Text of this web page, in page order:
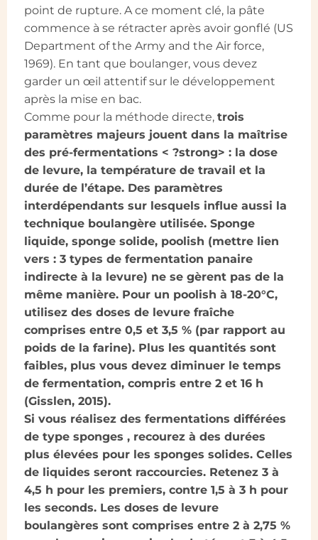
point de rupture. A ce moment clé, la pâte
commence à se rétracter après avoir gonflé (US
Department of the Army and the Air force,
1969). En tant que boulanger, vous devez
garder un œil attentif sur le développement
après la mise en bac.
Comme pour la méthode directe, trois
paramètres majeurs jouent dans la maîtrise
des pré-fermentations < ?strong> : la dose
de levure, la température de travail et la
durée de l’étape. Des paramètres
interdépendants sur lesquels influe aussi la
technique boulangère utilisée. Sponge
liquide, sponge solide, poolish (mettre lien
vers : 3 types de fermentation panaire
indirecte à la levure) ne se gèrent pas de la
même manière. Pour un poolish à 18-20°C,
utilisez des doses de levure fraîche
comprises entre 0,5 et 3,5 % (par rapport au
poids de la farine). Plus les quantités sont
faibles, plus vous devez diminuer le temps
de fermentation, compris entre 2 et 16 h
(Gisslen, 2015).
Si vous réalisez des fermentations différées
de type sponges , recourez à des durées
plus élevées pour les sponges solides. Celles
de liquides seront raccourcies. Retenez 3 à
4,5 h pour les premiers, contre 1,5 à 3 h pour
les seconds. Les doses de levure
boulangères sont comprises entre 2 à 2,75 %